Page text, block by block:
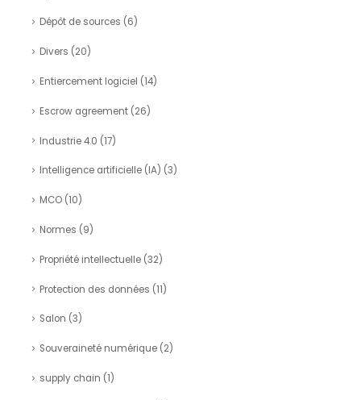
Dépôt de sources (6)
Divers (20)
Entiercement logiciel (14)
Escrow agreement(26)
Industrie 4.0 (17)
Intelligence artificielle (IA) (3)
MCO(10)
Normes (9)
Propriété intellectuelle(32)
Protection des données (11)
Salon (3)
Souveraineté numérique(2)
supply chain (1)